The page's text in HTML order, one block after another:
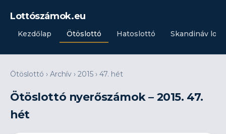
Lottószámok.eu
Kezdőlap Ötöslottó Hatoslottó Skandináv
Ötöslottó › Archív › 2015 › 47. hét
Ötöslottó nyerőszámok – 2015. 47.
hét